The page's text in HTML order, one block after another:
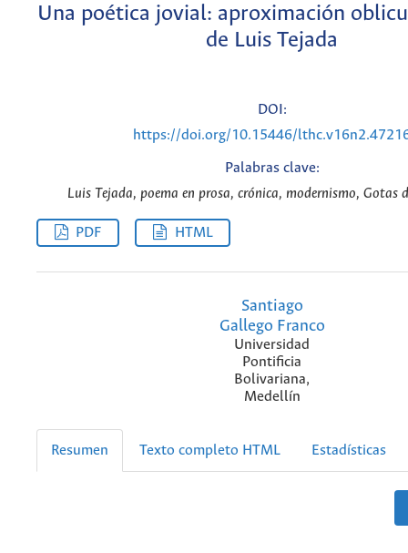
Una poética jovial: aproximación
de Luis Tejada
DOI:
https://doi.org/10.15446/
Palabras clave:
Luis Tejada, poema en prosa, crónica, modernismo, Gotas
PDF HTML
Santiago
Gallego Franco
Universidad
Pontificia
Bolivariana,
Medellín
Resumen Texto completo HTML Estadísticas